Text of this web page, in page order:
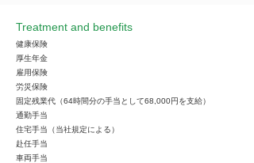
Treatment and benefits
健康保険
厚生年金
雇用保険
労災保険
固定残業代（64時間分の手当として68,000円を支給）
通勤手当
住宅手当（当社規定による）
赴任手当
車両手当